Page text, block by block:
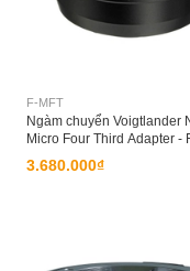
F-MFT
Ngàm chuyển Voigtlander
Micro Four Third Adapter -
3.680.000₫